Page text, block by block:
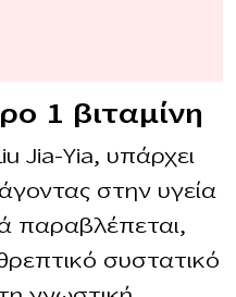
1 βιταμίνη
Jia-Yia, υπάρχει
στην υγεία
παραβλέπεται,
συστατικό